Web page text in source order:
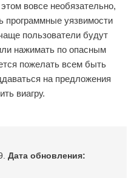
вовсе необязательно,
программные уязвимости
пользователи будут
нажимать по опасным
пожелать всем быть
на предложения
виагру.
Дата обновления: